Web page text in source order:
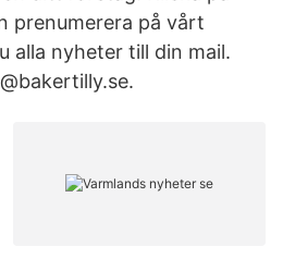
prenumerera på vårt
alla nyheter till din mail.